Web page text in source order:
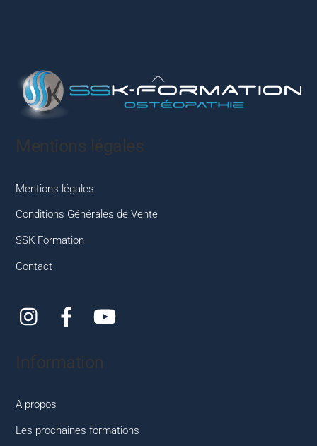
Back
To
Top
Mentions légales
Mentions légales
Conditions Générales de Vente
SSK Formation
Contact
Instagram
Information
A propos
Les prochaines formations